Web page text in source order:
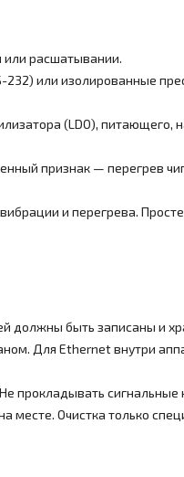
расшатывании.
или изолированные
(LDO),
признак — перегрев
вибрации и перегрева.
должны быть записаны и
Для Ethernet внутри
прокладывать
месте. Очистка только